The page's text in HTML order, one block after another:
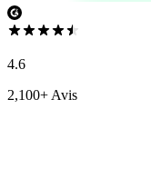
4.6
2,100+ Avis